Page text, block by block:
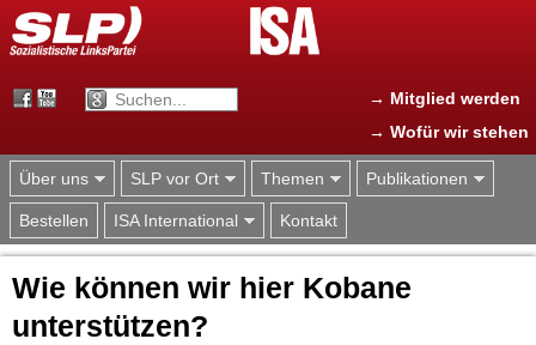
Jump to navigation
→ Mitglied werden
→ Wofür wir stehen
Über uns SLP vor Ort Themen Publikationen
Bestellen ISA International Kontakt
Wie können wir hier Kobane
unterstützen?